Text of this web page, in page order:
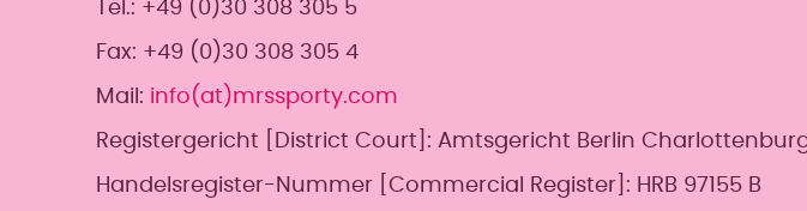
Tel.: +49 (0)30 308 305 5
Fax: +49 (0)30 308 305 4
Mail: info(at)mrssporty.com
Registergericht [District Court]: Amtsgericht Berlin
Handelsregister-Nummer [Commercial Register]: HRB 97155 B